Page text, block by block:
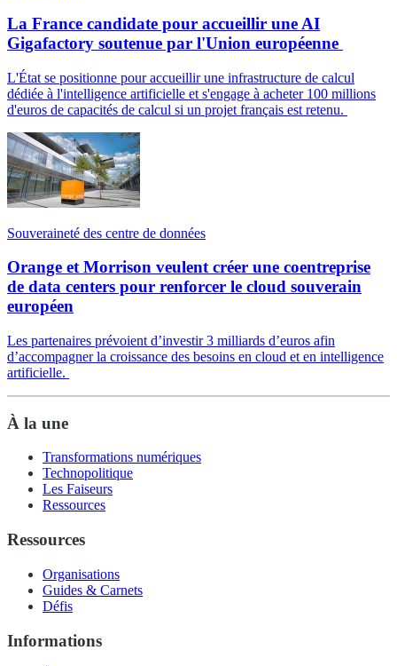
La France candidate pour accueillir une AI
Gigafactory soutenue par l'Union européenne
L'État se positionne pour accueillir une infrastructure de calcul
dédiée à l'intelligence artificielle et s'engage à acheter 100 millions
d'euros de capacités de calcul si un projet français est retenu.
Souveraineté des centre de données
Orange et Morrison veulent créer une coentreprise
de data centers pour renforcer le cloud souverain
européen
Les partenaires prévoient d’investir 3 milliards d’euros afin
d’accompagner la croissance des besoins en cloud et en intelligence
artificielle.
À la une
Transformations numériques
Technopolitique
Les Faiseurs
Ressources
Ressources
Organisations
Guides & Carnets
Défis
Informations